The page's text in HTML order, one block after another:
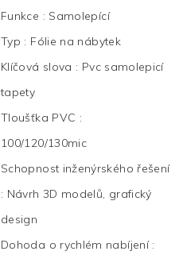
Funkce : Samolepící
Typ : Fólie na nábytek
Klíčová slova : Pvc samolepicí
tapety
Tloušťka PVC :
100/120/130mic
Schopnost inženýrského řešení
: Návrh 3D modelů, grafický
design
Dohoda o rychlém nabíjení :